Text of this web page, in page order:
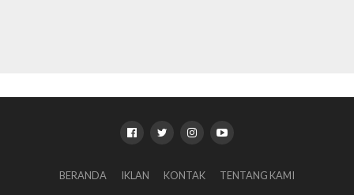
BERANDA IKLAN KONTAK TENTANG KAMI